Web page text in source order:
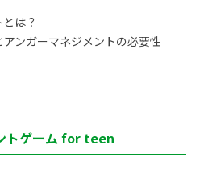
は？
ンガーマネジメントの必要性
トゲーム for teen